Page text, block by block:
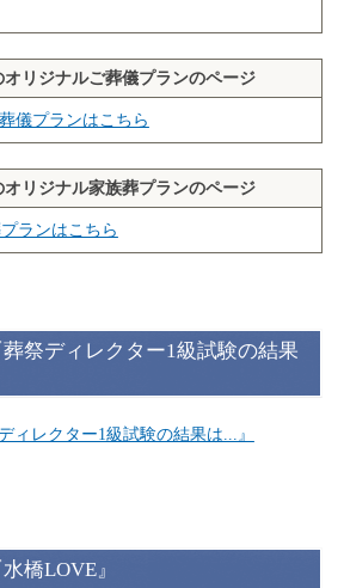
リジナルご葬儀プランのページ
儀プランはこちら
リジナル家族葬プランのページ
ランはこちら
祭ディレクター1級試験の結果
ィレクター1級試験の結果は...』
橋LOVE』